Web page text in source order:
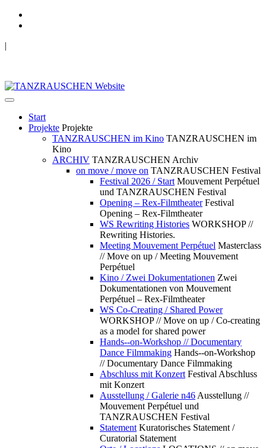
|
Start
Projekte Projekte
TANZRAUSCHEN im Kino TANZRAUSCHEN im
Kino
ARCHIV TANZRAUSCHEN Archiv
on move / move on TANZRAUSCHEN Festival
Festival 2026 / Start Mouvement Perpétuel
und TANZRAUSCHEN Festival
Opening – Rex-Filmtheater Festival
Opening – Rex-Filmtheater
WS Rewriting Histories WORKSHOP //
Rewriting Histories.
Meeting Mouvement Perpétuel Masterclass
// Move on up / Meeting Mouvement
Perpétuel
Kino / Zwei Dokumentationen Zwei
Dokumentationen von Mouvement
Perpétuel – Rex-Filmtheater
WS Co-Creating / Shared Power
WORKSHOP // Move on up / Co-creating
as a model for shared power
Hands--on-Workshop // Documentary
Dance Filmmaking Hands--on-Workshop
// Documentary Dance Filmmaking
Abschluss mit Konzert Festival Abschluss
mit Konzert
Ausstellung / Galerie n46 Ausstellung //
Mouvement Perpétuel und
TANZRAUSCHEN Festival
Statement Kuratorisches Statement /
Curatorial Statement